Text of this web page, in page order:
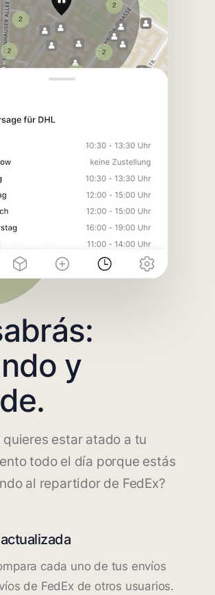
y
quieres estar atado a tu
todo el día porque estás
al repartidor de FedEx?
cada uno de tus envíos
de FedEx de otros usuarios.